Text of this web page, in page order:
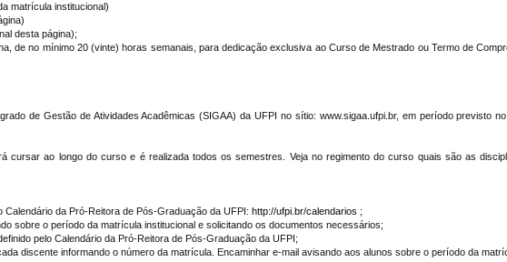
matrícula institucional)
desta página);
de no mínimo 20 (vinte) horas semanais, para dedicação exclusiva ao Curso de Mestrado ou Termo de
de Gestão de Atividades Acadêmicas (SIGAA) da UFPI no sítio: www.sigaa.ufpi.br, em período previsto
cursar ao longo do curso e é realizada todos os semestres. Veja no regimento do curso quais são as
da Pró-Reitora de Pós-Graduação da UFPI: http://ufpi.br/calendarios ;
sobre o período da matrícula institucional e solicitando os documentos necessários;
pelo Calendário da Pró-Reitora de Pós-Graduação da UFPI;
discente informando o número da matrícula. Encaminhar e-mail avisando aos alunos sobre o período da